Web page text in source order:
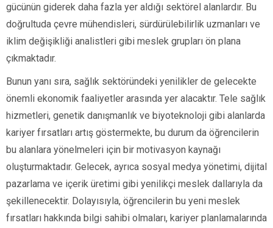
gücünün giderek daha fazla yer aldığı sektörel alanlardır. Bu
doğrultuda çevre mühendisleri, sürdürülebilirlik uzmanları ve
iklim değişikliği analistleri gibi meslek grupları ön plana
çıkmaktadır.
Bunun yanı sıra, sağlık sektöründeki yenilikler de gelecekte
önemli ekonomik faaliyetler arasında yer alacaktır. Tele sağlık
hizmetleri, genetik danışmanlık ve biyoteknoloji gibi alanlarda
kariyer fırsatları artış göstermekte, bu durum da öğrencilerin
bu alanlara yönelmeleri için bir motivasyon kaynağı
oluşturmaktadır. Gelecek, ayrıca sosyal medya yönetimi, dijital
pazarlama ve içerik üretimi gibi yenilikçi meslek dallarıyla da
şekillenecektir. Dolayısıyla, öğrencilerin bu yeni meslek
fırsatları hakkında bilgi sahibi olmaları, kariyer planlamalarında